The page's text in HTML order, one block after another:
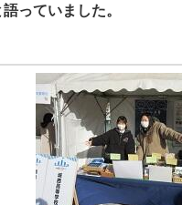
っていました。